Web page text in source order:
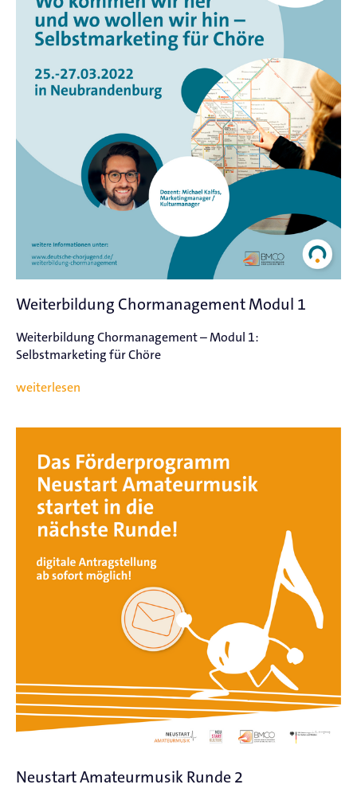
Weiterbildung Chormanagement Modul 1
Weiterbildung Chormanagement – Modul 1:
Selbstmarketing für Chöre
weiterlesen
Neustart Amateurmusik Runde 2